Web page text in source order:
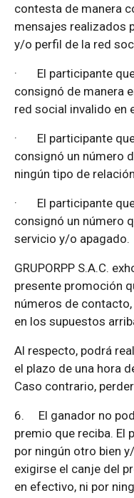
contesta de manera
mensajes realizados
y/o perfil de la red
· El participante
consignó de manera
red social invalido en
· El participante
consignó un número
ningún tipo de
· El participante
consignó un número
servicio y/o apagado.
GRUPORPP S.A.C.
presente promoción
números de
en los supuestos
Al respecto, podrá
el plazo de una hora
Caso contrario,
6. El ganador no
premio que reciba. El
por ningún otro bien
exigirse el canje del
en efectivo, ni por